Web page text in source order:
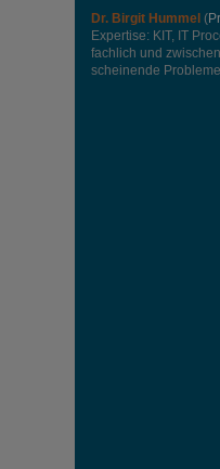
Dr. Birgit Hummel (
Expertise: KIT, IT
fachlich und
scheinende